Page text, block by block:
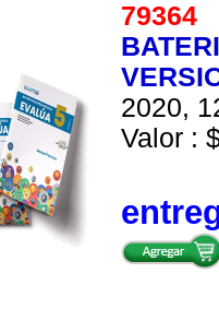
79364
2020,
Valor :